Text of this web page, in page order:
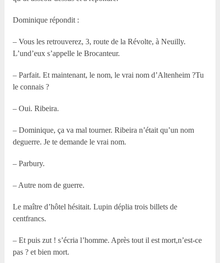
Dominique répondit :
– Vous les retrouverez, 3, route de la Révolte, à Neuilly.
L’und’eux s’appelle le Brocanteur.
– Parfait. Et maintenant, le nom, le vrai nom d’Altenheim ?Tu
le connais ?
– Oui. Ribeira.
– Dominique, ça va mal tourner. Ribeira n’était qu’un nom
deguerre. Je te demande le vrai nom.
– Parbury.
– Autre nom de guerre.
Le maître d’hôtel hésitait. Lupin déplia trois billets de
centfrancs.
– Et puis zut ! s’écria l’homme. Après tout il est mort,n’est-ce
pas ? et bien mort.